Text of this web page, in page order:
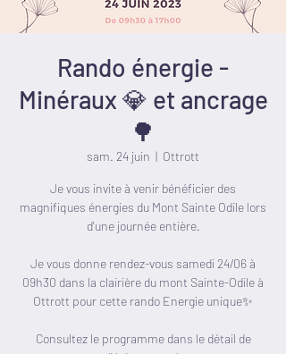
Rando énergie -
Minéraux 💎 et ancrage
🌳
sam. 24 juin
  |
Ottrott
Je vous invite à venir bénéficier des
magnifiques énergies du Mont Sainte Odile lors
d'une journée entière.
Je vous donne rendez-vous samedi 24/06 à
09h30 dans la clairière du mont Sainte-Odile à
Ottrott pour cette rando Energie unique✨
Consultez le programme dans le détail de